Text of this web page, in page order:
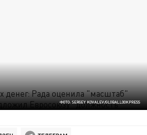
ФОТО: SERGEY KOVALEV/GLOBALLOOKPRESS